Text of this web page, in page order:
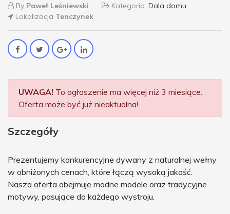
By Paweł Leśniewski Kategoria Dala domu
Lokalizacja Tenczynek
UWAGA! To ogłoszenie ma więcej niż 3 miesiące.
Oferta może być już nieaktualna!
Szczegóły
Prezentujemy konkurencyjne dywany z naturalnej wełny
w obniżonych cenach, które łączą wysoką jakość.
Nasza oferta obejmuje modne modele oraz tradycyjne
motywy, pasujące do każdego wystroju.